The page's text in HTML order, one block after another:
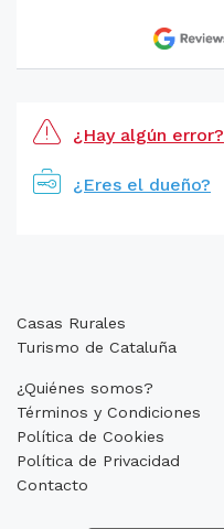
¿Hay algún error?
¿Eres el dueño?
Casas Rurales
Turismo de Cataluña
¿Quiénes somos?
Términos y Condiciones
Política de Cookies
Política de Privacidad
Contacto